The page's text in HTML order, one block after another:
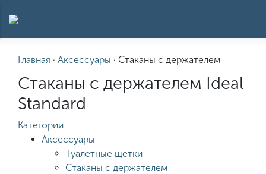
Главная · Аксессуары · Стаканы с держателем
Стаканы с держателем Ideal
Standard
Категории
Аксессуары
Туалетные щетки
Стаканы с держателем